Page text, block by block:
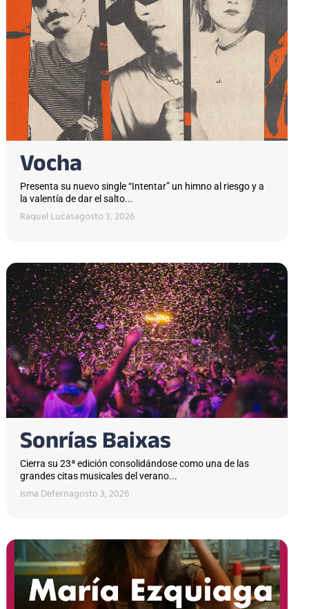
Vocha
Presenta su nuevo single “Intentar” un himno al riesgo y a
la valentía de dar el salto...
Raquel Lucasagosto 3, 2026
Sonrías Baixas
Cierra su 23ª edición consolidándose como una de las
grandes citas musicales del verano...
Isma Defernagosto 3, 2026